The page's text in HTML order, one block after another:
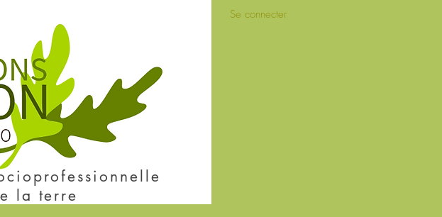
la terre
Se connecter